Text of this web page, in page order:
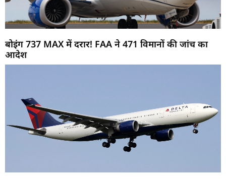
बोइंग 737 MAX में दरार! FAA ने 471 विमानों की जांच का
आदेश